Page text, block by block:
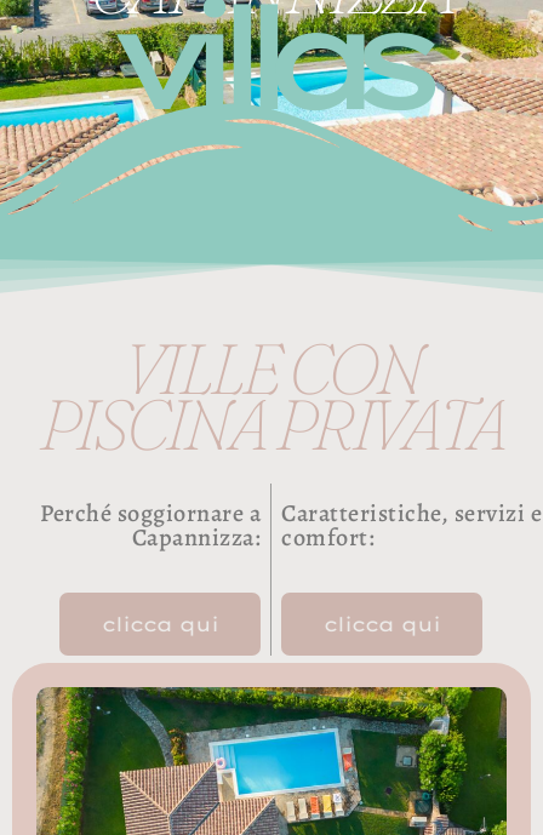
villas
VILLE CON
PISCINA PRIVATA
Perché soggiornare a
Capannizza:
clicca qui
Caratteristiche, servizi e
comfort:
clicca qui